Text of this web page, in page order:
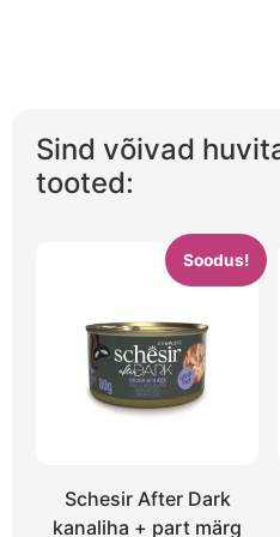
Sind võivad
tooted:
Soodus!
Schesir After Dark
kanaliha + part märg